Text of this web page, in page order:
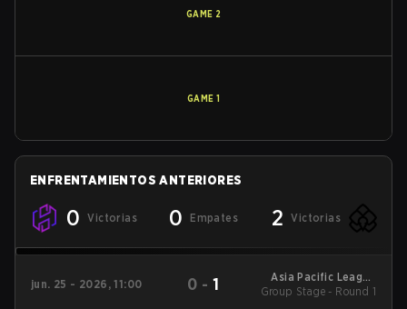
GAME 2
GAME 1
ENFRENTAMIENTOS ANTERIORES
0 Victorias 0 Empates 2 Victorias
jun. 25 - 2026, 11:00 0 -1
Asia Pacific League
Asia - Stage 1
Group Stage - Round 1